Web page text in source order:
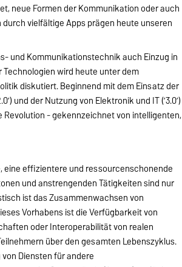
neue Formen der Kommunikation oder auch
vielfältige Apps prägen heute unseren
und Kommunikationstechnik auch Einzug in
wird heute unter dem
diskutiert. Beginnend mit dem Einsatz der
und der Nutzung von Elektronik und IT (’3.0’)
- gekennzeichnet von intelligenten,
effizientere und ressourcenschonende
und anstrengenden Tätigkeiten sind nur
ist das Zusammenwachsen von
Vorhabens ist die Verfügbarkeit von
oder Interoperabilität von realen
über den gesamten Lebenszyklus.
Diensten für andere